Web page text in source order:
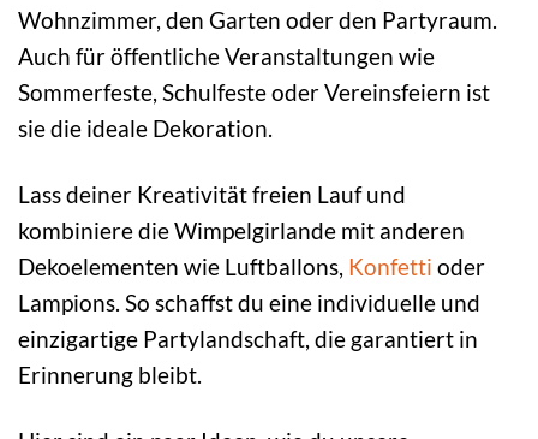
Wohnzimmer, den Garten oder den Partyraum.
Auch für öffentliche Veranstaltungen wie
Sommerfeste, Schulfeste oder Vereinsfeiern ist
sie die ideale Dekoration.
Lass deiner Kreativität freien Lauf und
kombiniere die Wimpelgirlande mit anderen
Dekoelementen wie Luftballons, Konfetti oder
Lampions. So schaffst du eine individuelle und
einzigartige Partylandschaft, die garantiert in
Erinnerung bleibt.